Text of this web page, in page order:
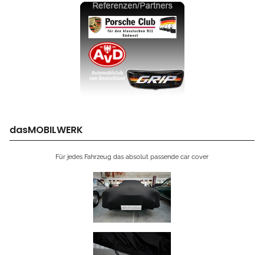
dasMOBILWERK
Für jedes Fahrzeug das absolut passende car cover